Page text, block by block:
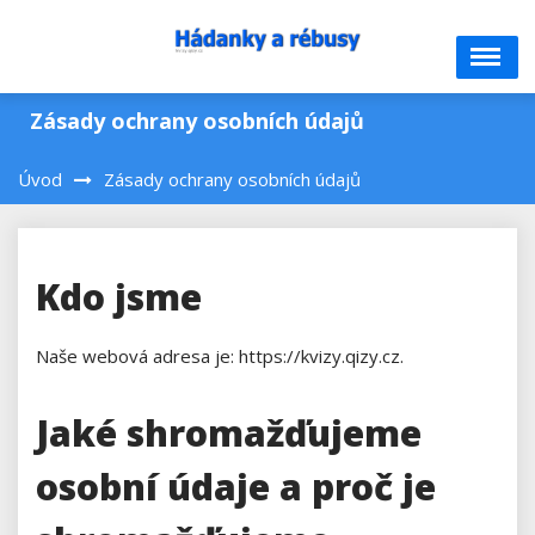
Zásady ochrany osobních údajů
Úvod Zásady ochrany osobních údajů
Kdo jsme
Naše webová adresa je: https://kvizy.qizy.cz.
Jaké shromažďujeme
osobní údaje a proč je